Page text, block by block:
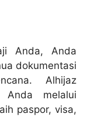
Anda, Anda
dokumentasi
Alhijaz
Anda melalui
paspor, visa,